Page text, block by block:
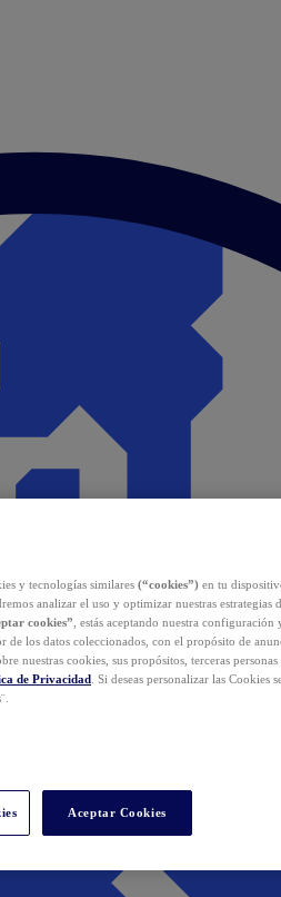
y tecnologías similares (“cookies”) en tu
analizar el uso y optimizar nuestras estrategias
cookies” , estás aceptando nuestra configuración
de los datos coleccionados, con el propósito de
nuestras cookies, sus propósitos, terceras
de Privacidad . Si deseas personalizar las Cookies
Aceptar Cookies